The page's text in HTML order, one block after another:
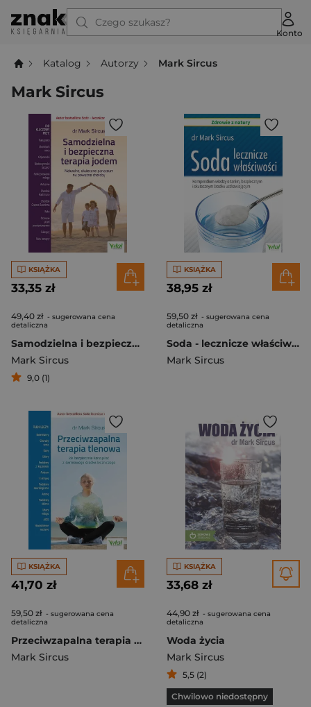
Czego szukasz?
Konto
Katalog Autorzy Mark Sircus
Mark Sircus
KSIĄŻKA
33,35 zł
49,40 zł - sugerowana cena
detaliczna
Samodzielna i bezpieczna terapia jodem
Mark Sircus
9,0 (1)
KSIĄŻKA
38,95 zł
59,50 zł - sugerowana cena
detaliczna
Soda - lecznicze właściwości.
Mark Sircus
KSIĄŻKA
41,70 zł
59,50 zł - sugerowana cena
detaliczna
Przeciwzapalna terapia tlenowa
Mark Sircus
KSIĄŻKA
33,68 zł
44,90 zł - sugerowana cena
detaliczna
Woda życia
Mark Sircus
5,5 (2)
Chwilowo niedostępny